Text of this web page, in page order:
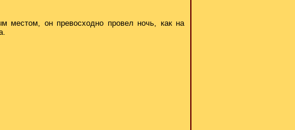
местом, он превосходно провел ночь, как на